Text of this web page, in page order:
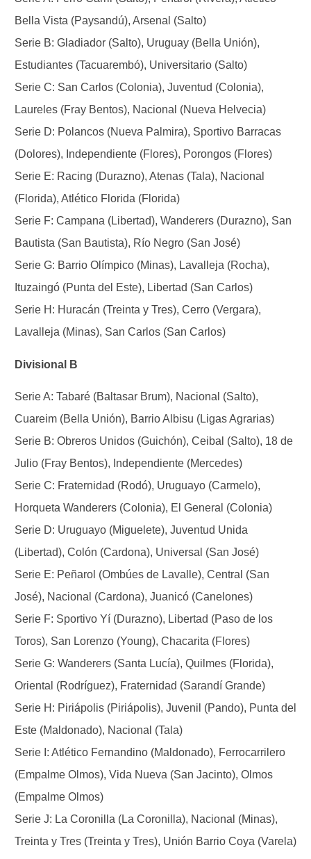
Bella Vista (Paysandú), Arsenal (Salto)
Serie B: Gladiador (Salto), Uruguay (Bella Unión),
Estudiantes (Tacuarembó), Universitario (Salto)
Serie C: San Carlos (Colonia), Juventud (Colonia),
Laureles (Fray Bentos), Nacional (Nueva Helvecia)
Serie D: Polancos (Nueva Palmira), Sportivo Barracas
(Dolores), Independiente (Flores), Porongos (Flores)
Serie E: Racing (Durazno), Atenas (Tala), Nacional
(Florida), Atlético Florida (Florida)
Serie F: Campana (Libertad), Wanderers (Durazno), San
Bautista (San Bautista), Río Negro (San José)
Serie G: Barrio Olímpico (Minas), Lavalleja (Rocha),
Ituzaingó (Punta del Este), Libertad (San Carlos)
Serie H: Huracán (Treinta y Tres), Cerro (Vergara),
Lavalleja (Minas), San Carlos (San Carlos)
Divisional B
Serie A: Tabaré (Baltasar Brum), Nacional (Salto),
Cuareim (Bella Unión), Barrio Albisu (Ligas Agrarias)
Serie B: Obreros Unidos (Guichón), Ceibal (Salto), 18 de
Julio (Fray Bentos), Independiente (Mercedes)
Serie C: Fraternidad (Rodó), Uruguayo (Carmelo),
Horqueta Wanderers (Colonia), El General (Colonia)
Serie D: Uruguayo (Miguelete), Juventud Unida
(Libertad), Colón (Cardona), Universal (San José)
Serie E: Peñarol (Ombúes de Lavalle), Central (San
José), Nacional (Cardona), Juanicó (Canelones)
Serie F: Sportivo Yí (Durazno), Libertad (Paso de los
Toros), San Lorenzo (Young), Chacarita (Flores)
Serie G: Wanderers (Santa Lucía), Quilmes (Florida),
Oriental (Rodríguez), Fraternidad (Sarandí Grande)
Serie H: Piriápolis (Piriápolis), Juvenil (Pando), Punta del
Este (Maldonado), Nacional (Tala)
Serie I: Atlético Fernandino (Maldonado), Ferrocarrilero
(Empalme Olmos), Vida Nueva (San Jacinto), Olmos
(Empalme Olmos)
Serie J: La Coronilla (La Coronilla), Nacional (Minas),
Treinta y Tres (Treinta y Tres), Unión Barrio Coya (Varela)